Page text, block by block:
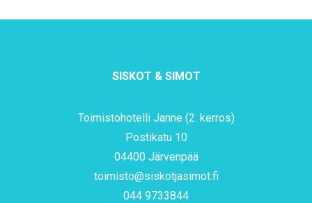
SISKOT & SIMOT
Toimistohotelli Janne (2. kerros)
Postikatu 10
04400 Järvenpää
toimisto@siskotjasimot.fi
044 9733844